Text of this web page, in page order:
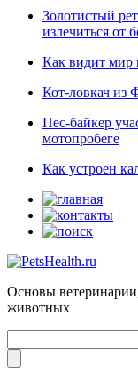
Золотистый
излечиться от
Как видит мир
Кот-ловкач из
Пес-байкер
мотопробеге
Как устроен
Основы
животных